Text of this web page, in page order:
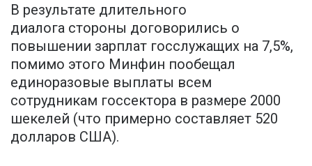
В результате длительного
диалога стороны договорились о
повышении зарплат госслужащих на 7,5%,
помимо этого Минфин пообещал
единоразовые выплаты всем
сотрудникам госсектора в размере 2000
шекелей (что примерно составляет 520
долларов США).